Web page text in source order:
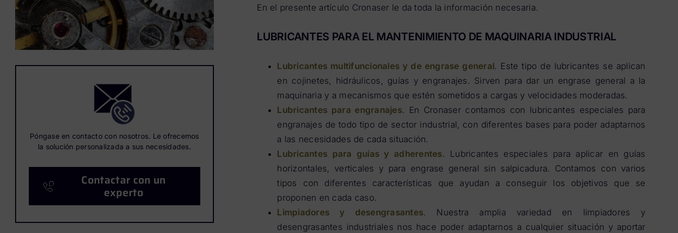
Póngase en contacto con nosotros. Le ofrecemos
la solución personalizada a sus necesidades.
Contactar con un
experto
En el presente artículo Cronaser le da toda la información necesaria.
LUBRICANTES PARA EL MANTENIMIENTO DE MAQUINARIA INDUSTRIAL
Lubricantes multifuncionales y de engrase general. Este tipo de lubricantes se aplican
en cojinetes, hidráulicos, guías y engranajes. Sirven para dar un engrase general a la
maquinaria y a mecanismos que estén sometidos a cargas y velocidades moderadas.
Lubricantes para engranajes. En Cronaser contamos con lubricantes especiales para
engranajes de todo tipo de sector industrial, con diferentes bases para poder adaptarnos
a las necesidades de cada situación.
Lubricantes para guías y adherentes. Lubricantes especiales para aplicar en guías
horizontales, verticales y para engrase general sin salpicadura. Contamos con varios
tipos con diferentes características que ayudan a conseguir los objetivos que se
proponen en cada caso.
Limpiadores y desengrasantes. Nuestra amplia variedad en limpiadores y
desengrasantes industriales nos hace poder adaptarnos a cualquier situación y aportar